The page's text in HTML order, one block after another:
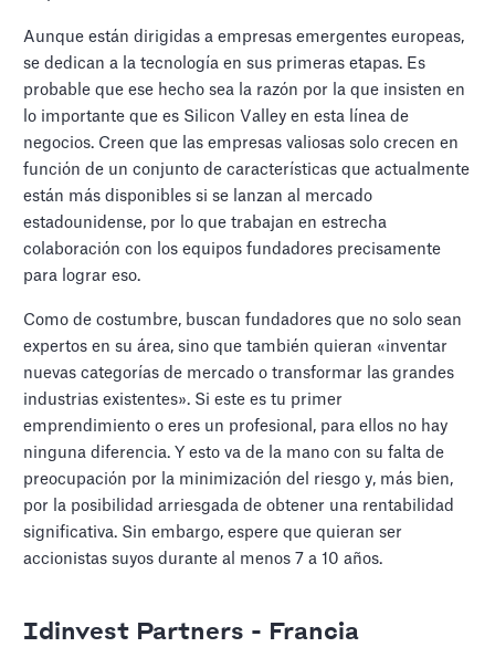
Aunque están dirigidas a empresas emergentes europeas,
se dedican a la tecnología en sus primeras etapas. Es
probable que ese hecho sea la razón por la que insisten en
lo importante que es Silicon Valley en esta línea de
negocios. Creen que las empresas valiosas solo crecen en
función de un conjunto de características que actualmente
están más disponibles si se lanzan al mercado
estadounidense, por lo que trabajan en estrecha
colaboración con los equipos fundadores precisamente
para lograr eso.
Como de costumbre, buscan fundadores que no solo sean
expertos en su área, sino que también quieran «inventar
nuevas categorías de mercado o transformar las grandes
industrias existentes». Si este es tu primer
emprendimiento o eres un profesional, para ellos no hay
ninguna diferencia. Y esto va de la mano con su falta de
preocupación por la minimización del riesgo y, más bien,
por la posibilidad arriesgada de obtener una rentabilidad
significativa. Sin embargo, espere que quieran ser
accionistas suyos durante al menos 7 a 10 años.
Idinvest Partners - Francia